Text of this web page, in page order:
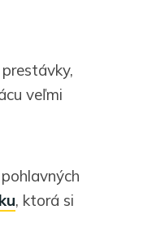
veľmi
, ktorá si